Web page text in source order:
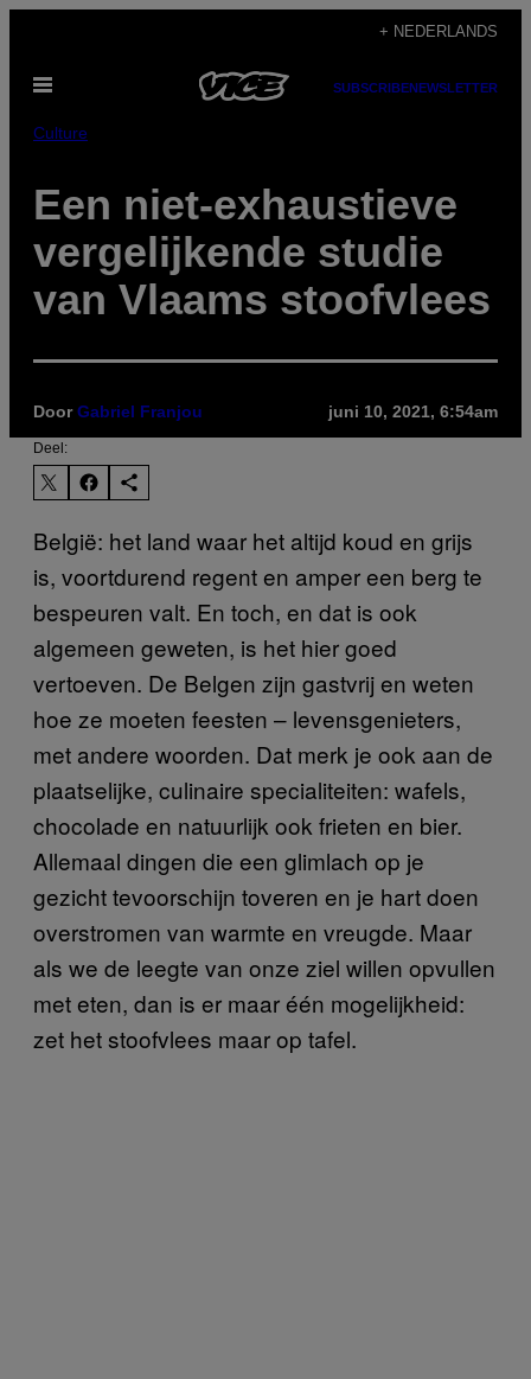
de
inhoud
+ NEDERLANDS
Open
SUBSCRIBENEWSLETTER
Culture
Een niet-exhaustieve
vergelijkende studie
van Vlaams stoofvlees
DoorGabriel Franjou juni 10, 2021, 6:54am
Deel:
België: het land waar het altijd koud en grijs
is, voortdurend regent en amper een berg te
bespeuren valt. En toch, en dat is ook
algemeen geweten, is het hier goed
vertoeven. De Belgen zijn gastvrij en weten
hoe ze moeten feesten – levensgenieters,
met andere woorden. Dat merk je ook aan de
plaatselijke, culinaire specialiteiten: wafels,
chocolade en natuurlijk ook frieten en bier.
Allemaal dingen die een glimlach op je
gezicht tevoorschijn toveren en je hart doen
overstromen van warmte en vreugde. Maar
als we de leegte van onze ziel willen opvullen
met eten, dan is er maar één mogelijkheid:
zet het stoofvlees maar op tafel.